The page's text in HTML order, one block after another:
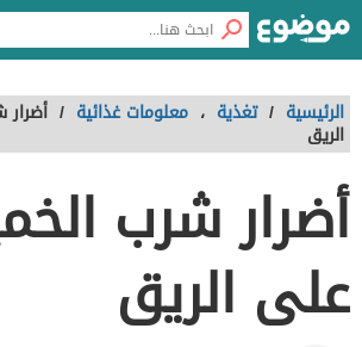
الرئيسية / تغذية ، معلومات غذائية /
الريق
أضرار شرب
على الريق